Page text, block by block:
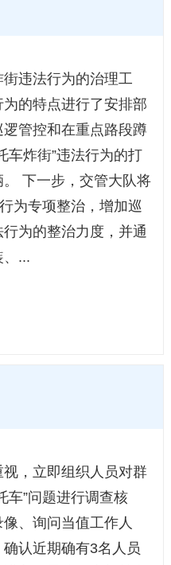
违法行为的治理工
的特点进行了安排部
管控和在重点路段蹲
车炸街”违法行为的打
下一步，交管大队将
为专项整治，增加巡
为的整治力度，并通
、...
，立即组织人员对群
车”问题进行调查核
、询问当值工作人
认近期确有3名人员